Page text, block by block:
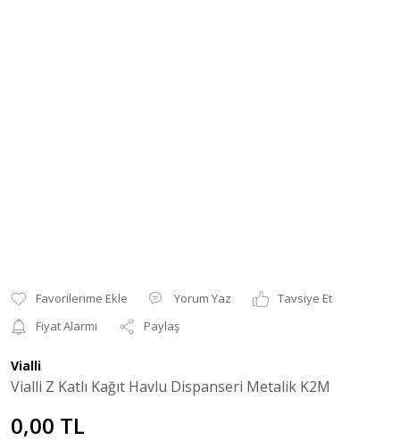
Yorum Yaz
Tavsiye Et
Fiyat Alarmı
Paylaş
Vialli
Vialli Z Katlı Kağıt Havlu Dispanseri Metalik K2M
0,00 TL